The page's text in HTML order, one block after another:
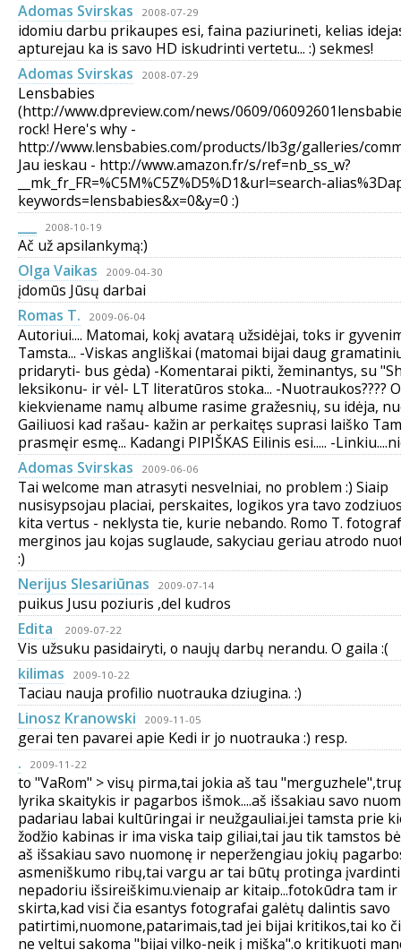
Adomas Svirskas
2008-07-29
idomiu darbu prikaupes esi, faina paziurineti, kelias
apturejau ka is savo HD iskudrinti vertetu... :) sekmes!
Adomas Svirskas
2008-07-29
Lensbabies
(http://www.dpreview.com/news/0609/
rock! Here's why -
http://www.lensbabies.com/products/lb3g/galleries/
Jau ieskau - http://www.amazon.fr/s/ref=nb_ss_w?
__mk_fr_FR=%C5M%C5Z%D5%D1&url=search-
keywords=lensbabies&x=0&y=0 :)
2008-10-19
Ač už apsilankymą:)
Olga Vaikas
2009-04-30
įdomūs Jūsų darbai
Romas T.
2009-06-04
Autoriui.... Matomai, kokį avatarą užsidėjai, toks ir
Tamsta... -Viskas angliškai (matomai bijai daug
pridaryti- bus gėda) -Komentarai pikti, žeminantys, su
leksikonu- ir vėl- LT literatūros stoka... -Nuotraukos????
kiekviename namų albume rasime gražesnių, su idėja,
Gailiuosi kad rašau- kažin ar perkaitęs suprasi laiško
prasmęir esmę... Kadangi PIPIŠKAS Eilinis esi..... -
Adomas Svirskas
2009-06-06
Tai welcome man atrasyti nesvelniai, no problem :) Siaip
nusisypsojau placiai, perskaites, logikos yra tavo
kita vertus - neklysta tie, kurie nebando. Romo T.
merginos jau kojas suglaude, sakyciau geriau atrodo
:)
Nerijus Slesariūnas
2009-07-14
puikus Jusu poziuris ,del kudros
Edita
2009-07-22
Vis užsuku pasidairyti, o naujų darbų nerandu. O gaila :(
kilimas
2009-10-22
Taciau nauja profilio nuotrauka dziugina. :)
Linosz Kranowski
2009-11-05
gerai ten pavarei apie Kedi ir jo nuotrauka :) resp.
.
2009-11-22
to "VaRom" > visų pirma,tai jokia aš tau
lyrika skaitykis ir pagarbos išmok....aš išsakiau savo
padariau labai kultūringai ir neužgauliai.jei tamsta prie
žodžio kabinas ir ima viska taip giliai,tai jau tik tamstos
aš išsakiau savo nuomonę ir neperžengiau jokių
asmeniškumo ribų,tai vargu ar tai būtų protinga
nepadoriu išsireiškimu.vienaip ar kitaip...fotokūdra tam ir
skirta,kad visi čia esantys fotografai galėtų dalintis savo
patirtimi,nuomone,patarimais,tad jei bijai kritikos,tai ko
ne veltui sakoma "bijai vilko-neik į mišką".o kritikuoti